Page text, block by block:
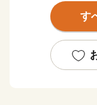
があります。
令和6年4月23日
合うことで、持
す